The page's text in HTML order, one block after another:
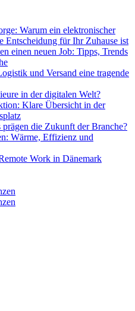
Warum ein elektronischer
Entscheidung für Ihr Zuhause ist
einen neuen Job: Tipps, Trends
und Versand eine tragende
in der digitalen Welt?
Klare Übersicht in der
die Zukunft der Branche?
Wärme, Effizienz und
Work in Dänemark